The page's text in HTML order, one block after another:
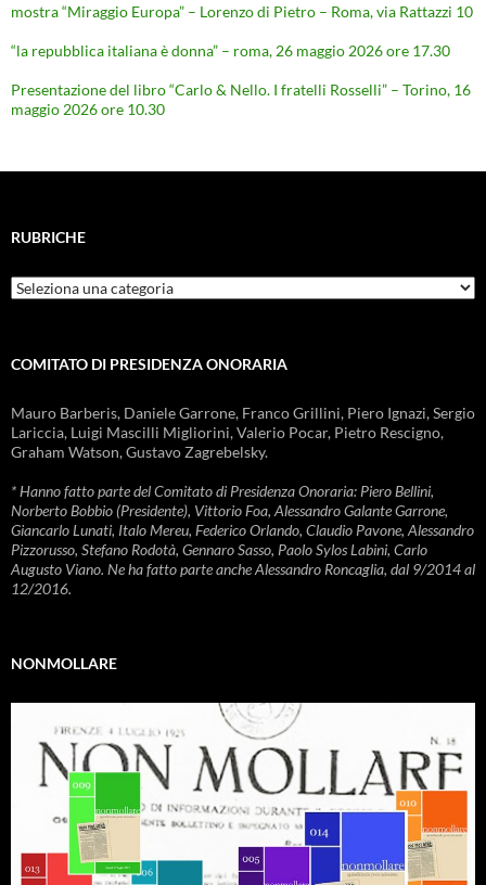
mostra “Miraggio Europa” – Lorenzo di Pietro – Roma, via Rattazzi 10
“la repubblica italiana è donna” – roma, 26 maggio 2026 ore 17.30
Presentazione del libro “Carlo & Nello. I fratelli Rosselli” – Torino, 16
maggio 2026 ore 10.30
RUBRICHE
Rubriche
COMITATO DI PRESIDENZA ONORARIA
Mauro Barberis, Daniele Garrone, Franco Grillini, Piero Ignazi, Sergio
Lariccia, Luigi Mascilli Migliorini, Valerio Pocar, Pietro Rescigno,
Graham Watson, Gustavo Zagrebelsky.
* Hanno fatto parte del Comitato di Presidenza Onoraria: Piero Bellini,
Norberto Bobbio (Presidente), Vittorio Foa, Alessandro Galante Garrone,
Giancarlo Lunati, Italo Mereu, Federico Orlando, Claudio Pavone, Alessandro
Pizzorusso, Stefano Rodotà, Gennaro Sasso, Paolo Sylos Labini, Carlo
Augusto Viano. Ne ha fatto parte anche Alessandro Roncaglia, dal 9/2014 al
12/2016.
NONMOLLARE